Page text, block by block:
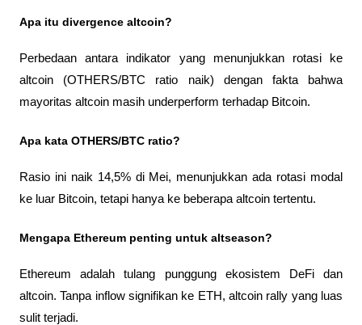
Apa itu divergence altcoin?
Perbedaan antara indikator yang menunjukkan rotasi ke
altcoin (OTHERS/BTC ratio naik) dengan fakta bahwa
mayoritas altcoin masih underperform terhadap Bitcoin.
Apa kata OTHERS/BTC ratio?
Rasio ini naik 14,5% di Mei, menunjukkan ada rotasi modal
ke luar Bitcoin, tetapi hanya ke beberapa altcoin tertentu.
Mengapa Ethereum penting untuk altseason?
Ethereum adalah tulang punggung ekosistem DeFi dan
altcoin. Tanpa inflow signifikan ke ETH, altcoin rally yang luas
sulit terjadi.